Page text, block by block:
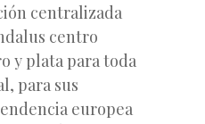
centralizada
centro
y plata para toda
para sus
europea